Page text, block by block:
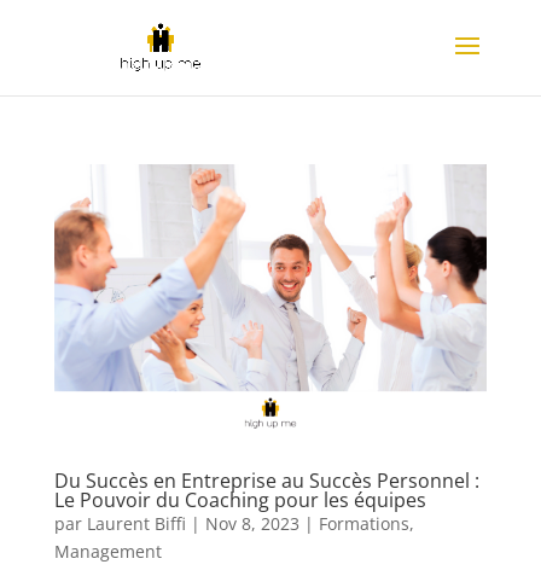
Du Succès en Entreprise au Succès Personnel :
Le Pouvoir du Coaching pour les équipes
par Laurent Biffi | Nov 8, 2023 | Formations,
Management